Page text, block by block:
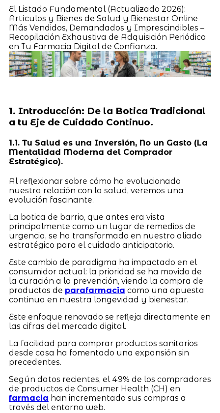
El Listado Fundamental (Actualizado 2026):
Artículos y Bienes de Salud y Bienestar Online
Más Vendidos, Demandados y Imprescindibles –
Recopilación Exhaustiva de Adquisición Periódica
en Tu Farmacia Digital de Confianza.
1. Introducción: De la Botica Tradicional
a tu Eje de Cuidado Continuo.
1.1. Tu Salud es una Inversión, No un Gasto (La
Mentalidad Moderna del Comprador
Estratégico).
Al reflexionar sobre cómo ha evolucionado
nuestra relación con la salud, veremos una
evolución fascinante.
La botica de barrio, que antes era vista
principalmente como un lugar de remedios de
urgencia, se ha transformado en nuestro aliado
estratégico para el cuidado anticipatorio.
Este cambio de paradigma ha impactado en el
consumidor actual: la prioridad se ha movido de
la curación a la prevención, viendo la compra de
productos de parafarmacia como una apuesta
continua en nuestra longevidad y bienestar.
Este enfoque renovado se refleja directamente en
las cifras del mercado digital.
La facilidad para comprar productos sanitarios
desde casa ha fomentado una expansión sin
precedentes.
Según datos recientes, el 49% de los compradores
de productos de Consumer Health (CH) en
farmacia han incrementado sus compras a
través del entorno web.